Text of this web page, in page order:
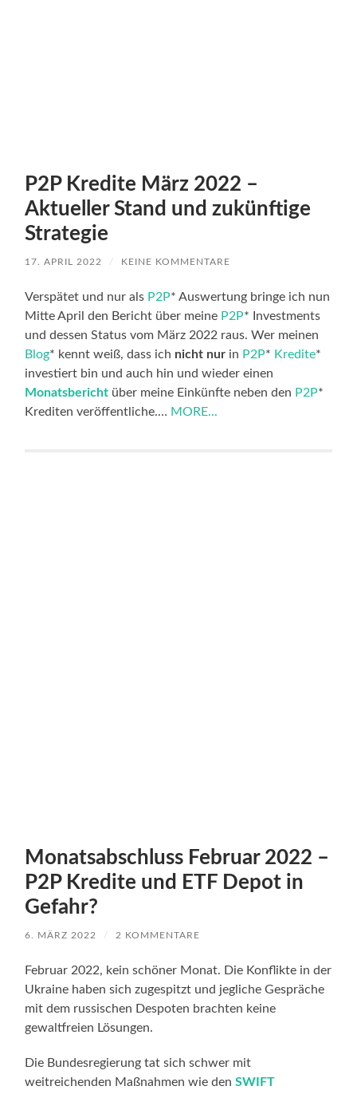
P2P Kredite März 2022 –
Aktueller Stand und zukünftige
Strategie
17. APRIL 2022 / KEINE KOMMENTARE
Verspätet und nur als P2P* Auswertung bringe ich nun
Mitte April den Bericht über meine P2P* Investments
und dessen Status vom März 2022 raus. Wer meinen
Blog* kennt weiß, dass ich nicht nur in P2P* Kredite*
investiert bin und auch hin und wieder einen
Monatsbericht über meine Einkünfte neben den P2P*
Krediten veröffentliche.… MORE...
Monatsabschluss Februar 2022 –
P2P Kredite und ETF Depot in
Gefahr?
6. MÄRZ 2022 / 2 KOMMENTARE
Februar 2022, kein schöner Monat. Die Konflikte in der
Ukraine haben sich zugespitzt und jegliche Gespräche
mit dem russischen Despoten brachten keine
gewaltfreien Lösungen.
Die Bundesregierung tat sich schwer mit
weitreichenden Maßnahmen wie denSWIFT